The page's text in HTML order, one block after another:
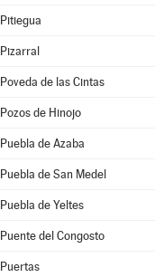
Pitiegua
Pizarral
Poveda de las Cintas
Pozos de Hinojo
Puebla de Azaba
Puebla de San Medel
Puebla de Yeltes
Puente del Congosto
Puertas